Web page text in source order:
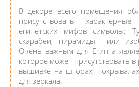
В декоре всего помещения
присутствовать
египетских мифов символы:
скарабеи, пирамиды или
Очень важным для Египта
которое может присутствовать в
вышивке на шторах,
для зеркала.